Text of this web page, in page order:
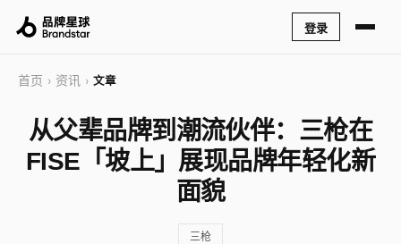
登录
首页 › 资讯 › 文章
从父辈品牌到潮流伙伴：三枪在
FISE「坡上」展现品牌年轻化新
面貌
三枪